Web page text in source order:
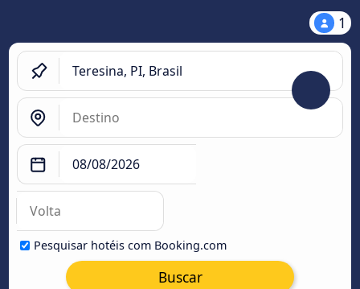
1
Pesquisar hotéis com Booking.com
Buscar